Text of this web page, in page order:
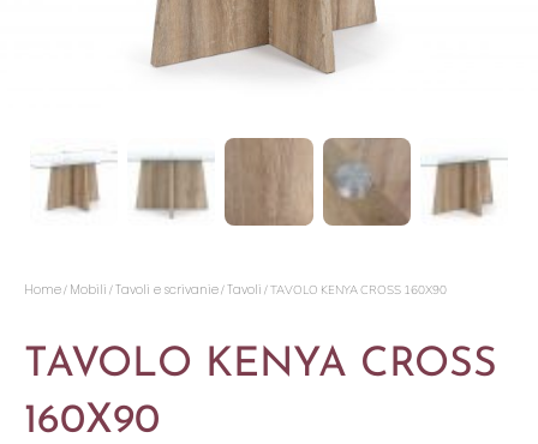
Home/ Mobili /Tavoli e scrivanie/Tavoli / TAVOLO KENYA CROSS 160X90
TAVOLO KENYA CROSS
160X90